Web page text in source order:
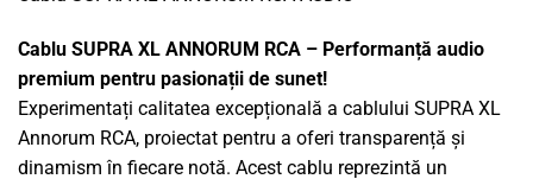
Cablu SUPRA XL ANNORUM RCA – Performanță audio
premium pentru pasionații de sunet!
Experimentați calitatea excepțională a cablului SUPRA XL
Annorum RCA, proiectat pentru a oferi transparență și
dinamism în fiecare notă. Acest cablu reprezintă un